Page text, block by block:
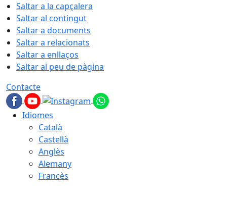
Saltar a la capçalera
Saltar al contingut
Saltar a documents
Saltar a relacionats
Saltar a enllaços
Saltar al peu de pàgina
Contacte
Idiomes
Català
Castellà
Anglès
Alemany
Francès